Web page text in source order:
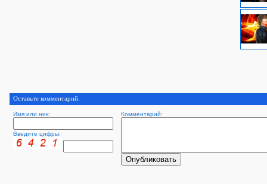
Оставьте комментарий.
Имя или ник: Комментарий:
Введите цифры: